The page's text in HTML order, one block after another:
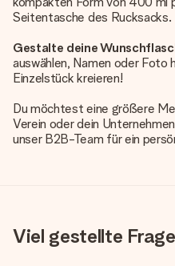
Seitentasche des Rucksacks.
Gestalte deine
auswählen, Namen oder Foto
Einzelstück kreieren!
Du möchtest eine größere
Verein oder dein
unser B2B-Team für ein
Viel gestellte